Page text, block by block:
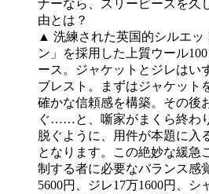
▲ 洗練された英国的シルエッ
ン」を採用した上質ウール
ース。ジャケットとジレはい
ブレスト。まずはジャケット
確かな信頼感を構築。その後
ぐ……と、噺家がまくら終わ
脱ぐように、用件が本題に入
となります。この絶妙な緩急
制する者に必要なバランス感
5600円、ジレ17万1600円、シ